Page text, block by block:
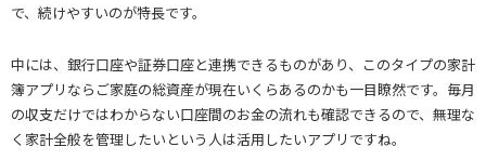
で、続けやすいのが特長です。
中には、銀行口座や証券口座と連携できるものがあり、このタイプの家計
簿アプリならご家庭の総資産が現在いくらあるのかも一目瞭然です。毎月
の収支だけではわからない口座間のお金の流れも確認できるので、無理な
く家計全般を管理したいという人は活用したいアプリですね。